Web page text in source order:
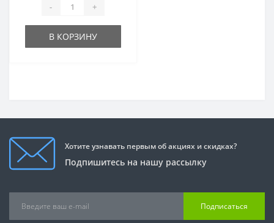
- +
В КОРЗИНУ
Хотите узнавать первым об акциях и скидках?
Подпишитесь на нашу рассылку
Подписаться